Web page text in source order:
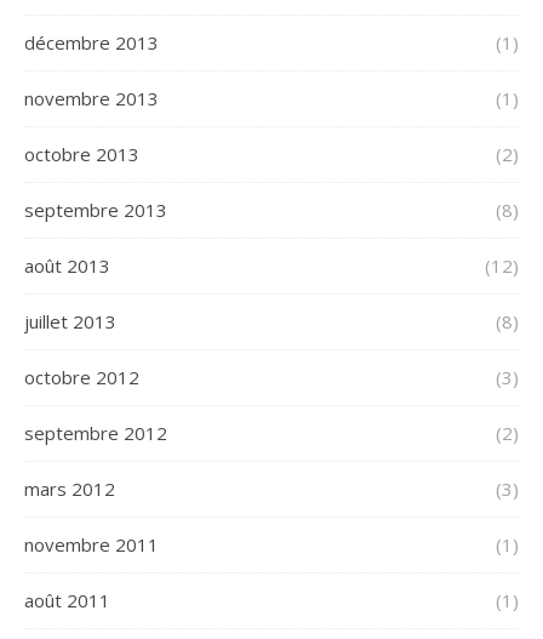
décembre 2013 (1)
novembre 2013 (1)
octobre 2013 (2)
septembre 2013 (8)
août 2013 (12)
juillet 2013 (8)
octobre 2012 (3)
septembre 2012 (2)
mars 2012 (3)
novembre 2011 (1)
août 2011 (1)